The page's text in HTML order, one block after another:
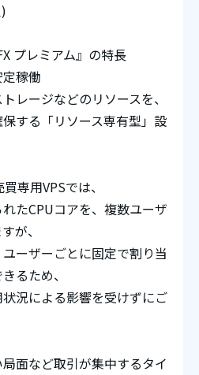
プレミアム』の特長
稼働
ージなどのリソースを、
する「リソース専有型」設
専用VPSでは、
CPUコアを、複数ユーザ
が、
ーザーごとに固定で割り当
るため、
況による影響を受けずにご
面など取引が集中するタイ